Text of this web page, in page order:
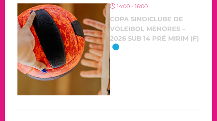
14:00 - 16:00
COPA SINDICLUBE DE
VOLEIBOL MENORES –
2026 SUB 14 PRÉ MIRIM (F)